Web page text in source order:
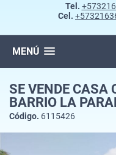
Tel.
Cel.
MENÚ
SE VENDE CASA
BARRIO LA
Código. 6115426